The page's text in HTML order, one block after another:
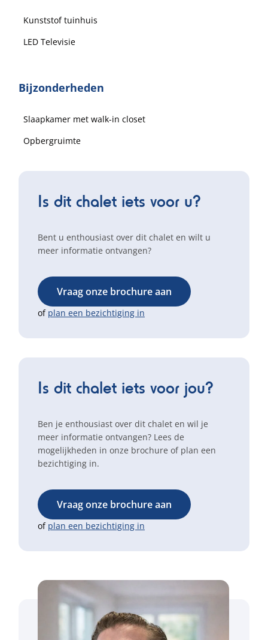
Kunststof tuinhuis
LED Televisie
Bijzonderheden
Slaapkamer met walk-in closet
Opbergruimte
Is dit chalet iets voor u?
Bent u enthousiast over dit chalet en wilt u
meer informatie ontvangen?
Vraag onze brochure aan
of plan een bezichtiging in
Is dit chalet iets voor jou?
Ben je enthousiast over dit chalet en wil je
meer informatie ontvangen? Lees de
mogelijkheden in onze brochure of plan een
bezichtiging in.
Vraag onze brochure aan
of plan een bezichtiging in